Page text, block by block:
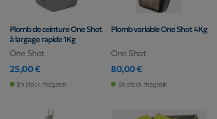
Plomb de ceinture One Shot
à largage rapide 1Kg
One Shot
Prix
25,00 €
En stock magasin
Plomb variable One Shot 4Kg
One Shot
Prix
80,00 €
En stock magasin